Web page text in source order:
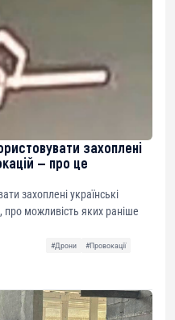
захоплені
— про це
захоплені українські
про можливість яких раніше
#Дрони
#Провокації